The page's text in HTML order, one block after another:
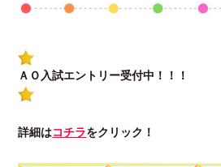
ＡＯ入試エントリー受付中！！！
詳細はコチラをクリック！